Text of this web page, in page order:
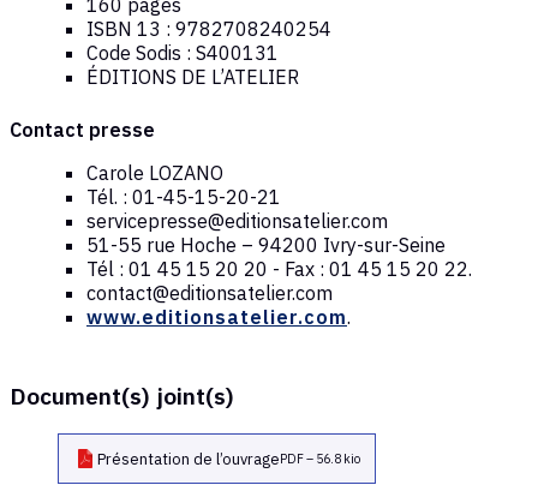
ISBN 13 : 9782708240254
Code Sodis : S400131
ÉDITIONS DE L’ATELIER
Contact presse
Carole LOZANO
Tél. : 01-45-15-20-21
servicepresse@editionsatelier.com
51-55 rue Hoche – 94200 Ivry-sur-Seine
Tél : 01 45 15 20 20 - Fax : 01 45 15 20 22.
contact@editionsatelier.com
www.editionsatelier.com.
Document(s) joint(s)
Présentation de l’ouvragePDF – 56.8 kio